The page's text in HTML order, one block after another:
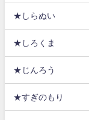
★しらぬい
★しろくま
★じんろう
★すぎのもり